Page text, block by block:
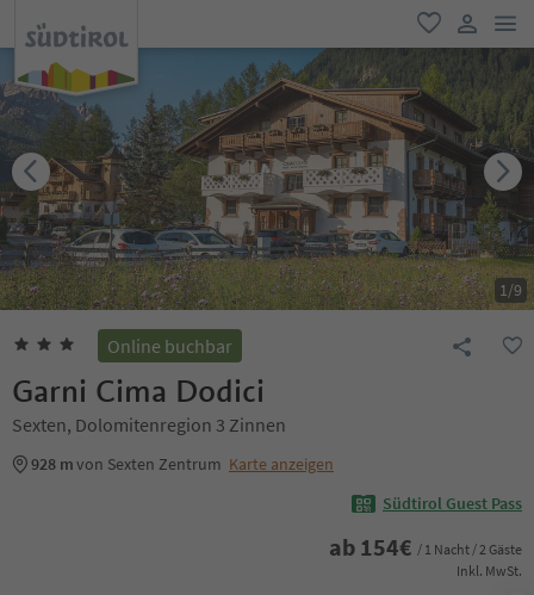
favorit
user link
1/9
Online buchbar
Garni Cima Dodici
Sexten, Dolomitenregion 3 Zinnen
928 mvon Sexten Zentrum Karte anzeigen
Südtirol Guest Pass
ab 154€ / 1 Nacht / 2 Gäste
Inkl. MwSt.